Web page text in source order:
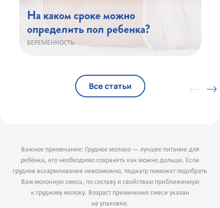
На каком сроке можно
определить пол ребенка?
БЕРЕМЕННОСТЬ
Все статьи
Важное примечание: Грудное молоко — лучшее питание для
ребёнка, его необходимо сохранять как можно дольше. Если
грудное вскармливание невозможно, педиатр поможет подобрать
Вам молочную смесь, по составу и свойствам приближенную
к грудному молоку. Возраст применения смеси указан
на упаковке.